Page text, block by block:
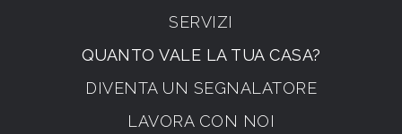
SERVIZI
QUANTO VALE LA TUA CASA?
DIVENTA UN SEGNALATORE
LAVORA CON NOI